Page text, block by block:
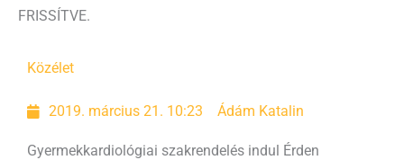
FRISSÍTVE.
Közélet
2019. március 21. 10:23 Ádám Katalin
Gyermekkardiológiai szakrendelés indul Érden